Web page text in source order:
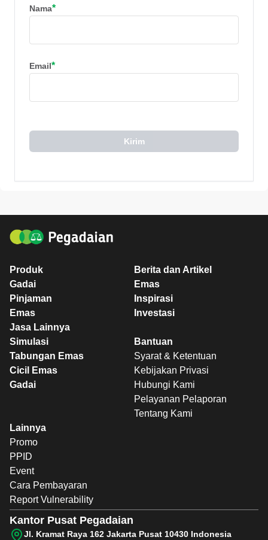
Nama*
Email*
Kirim
Produk
Gadai
Pinjaman
Emas
Jasa Lainnya
Berita dan Artikel
Emas
Inspirasi
Investasi
Simulasi
Tabungan Emas
Cicil Emas
Gadai
Bantuan
Syarat & Ketentuan
Kebijakan Privasi
Hubungi Kami
Pelayanan Pelaporan
Tentang Kami
Lainnya
Promo
PPID
Event
Cara Pembayaran
Report Vulnerability
Kantor Pusat Pegadaian
Jl. Kramat Raya 162 Jakarta Pusat 10430 Indonesia